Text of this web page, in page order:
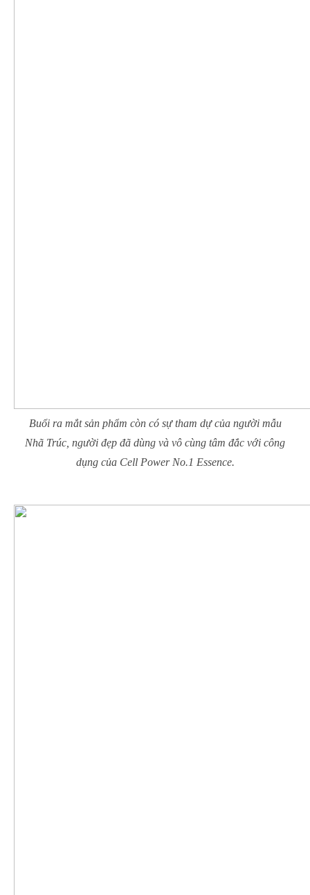
Buổi ra mắt sản phẩm còn có sự tham dự của người mẫu
Nhã Trúc, người đẹp đã dùng và vô cùng tâm đắc với công
dụng của Cell Power No.1 Essence.